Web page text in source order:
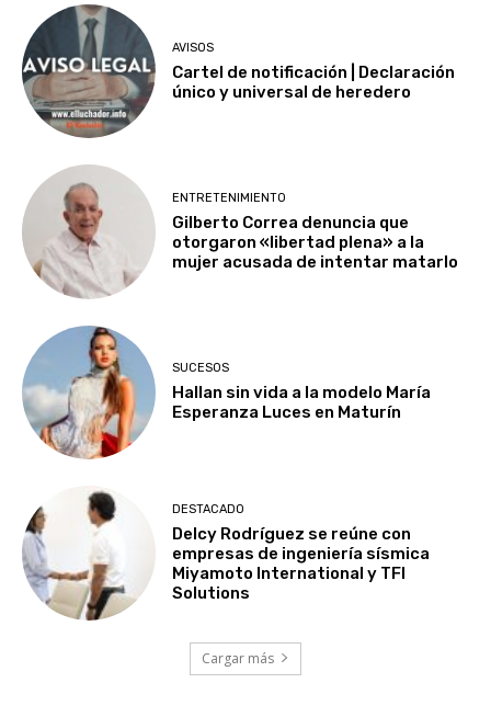
AVISOS
Cartel de notificación | Declaración
único y universal de heredero
ENTRETENIMIENTO
Gilberto Correa denuncia que
otorgaron «libertad plena» a la
mujer acusada de intentar matarlo
SUCESOS
Hallan sin vida a la modelo María
Esperanza Luces en Maturín
DESTACADO
Delcy Rodríguez se reúne con
empresas de ingeniería sísmica
Miyamoto International y TFI
Solutions
Cargar más